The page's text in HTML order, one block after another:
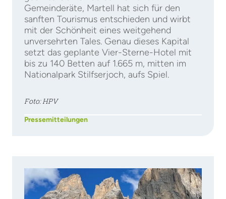
Gemeinderäte, Martell hat sich für den
sanften Tourismus entschieden und wirbt
mit der Schönheit eines weitgehend
unversehrten Tales. Genau dieses Kapital
setzt das geplante Vier-Sterne-Hotel mit
bis zu 140 Betten auf 1.665 m, mitten im
Nationalpark Stilfserjoch, aufs Spiel.
Foto: HPV
Pressemitteilungen